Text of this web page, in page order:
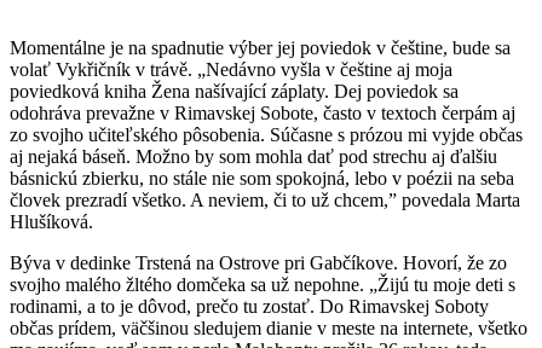
Momentálne je na spadnutie výber jej poviedok v češtine, bude sa
volať Vykřičník v trávě. „Nedávno vyšla v češtine aj moja
poviedková kniha Žena našívající záplaty. Dej poviedok sa
odohráva prevažne v Rimavskej Sobote, často v textoch čerpám aj
zo svojho učiteľského pôsobenia. Súčasne s prózou mi vyjde občas
aj nejaká báseň. Možno by som mohla dať pod strechu aj ďalšiu
básnickú zbierku, no stále nie som spokojná, lebo v poézii na seba
človek prezradí všetko. A neviem, či to už chcem,” povedala Marta
Hlušíková.
Býva v dedinke Trstená na Ostrove pri Gabčíkove. Hovorí, že zo
svojho malého žltého domčeka sa už nepohne. „Žijú tu moje deti s
rodinami, a to je dôvod, prečo tu zostať. Do Rimavskej Soboty
občas prídem, väčšinou sledujem dianie v meste na internete, všetko